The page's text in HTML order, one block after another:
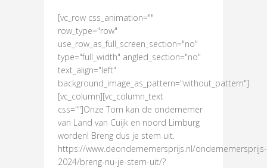
[vc_row css_animation=""
row_type="row"
use_row_as_full_screen_section="no"
type="full_width" angled_section="no"
text_align="left"
background_image_as_pattern="without_pattern"]
[vc_column][vc_column_text
css=""]Onze Tom kan de ondernemer
van Land van Cuijk en noord Limburg
worden! Breng dus je stem uit.
https://www.deondernemersprijs.nl/ondernemersprijs-
2024/breng-nu-je-stem-uit/?